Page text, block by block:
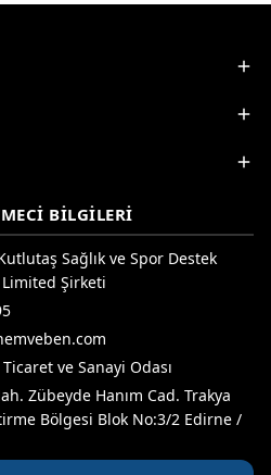
BILGILERI
Sağlık ve Spor Destek
Şirketi
ve Sanayi Odası
Zübeyde Hanım Cad. Trakya
Bölgesi Blok No:3/2 Edirne /